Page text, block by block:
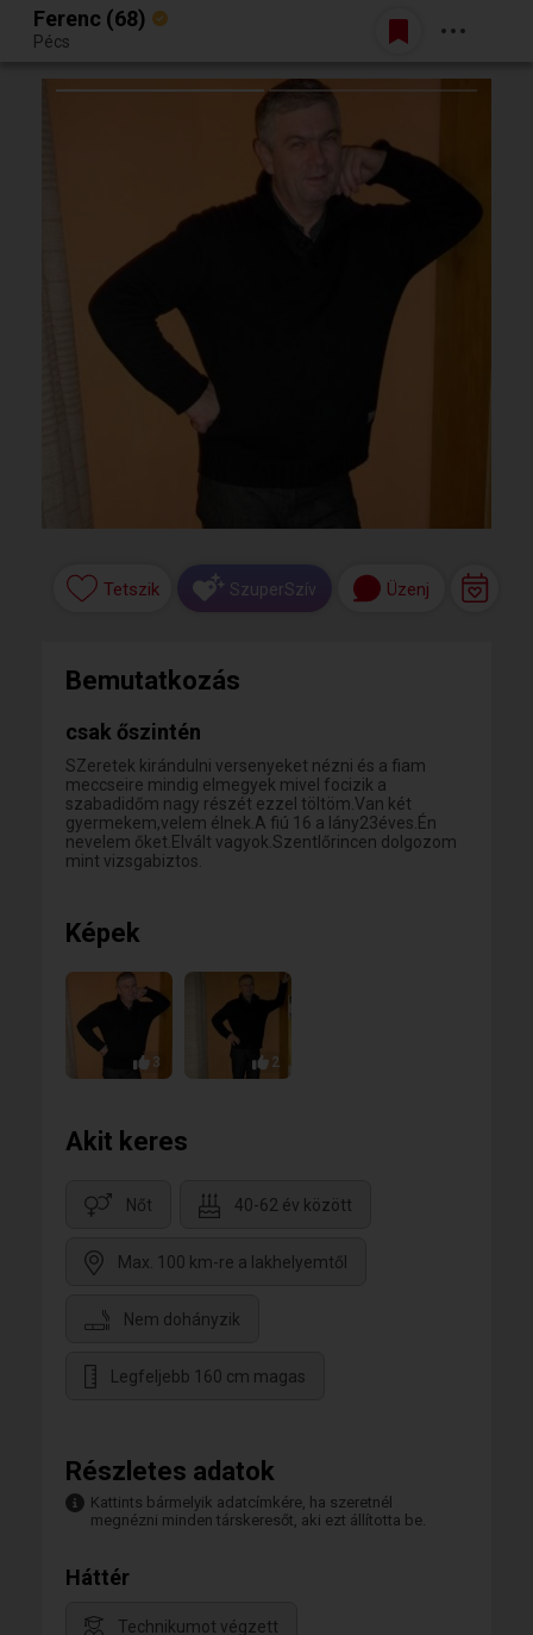
Egy jó randiból bármi lehet.
Belépés
Ferenc (68)
Pécs
Tetszik SzuperSzív Üzenj
Bemutatkozás
csak őszintén
SZeretek kirándulni versenyeket nézni és a fiam
meccseire mindig elmegyek mivel focizik a
szabadidőm nagy részét ezzel töltöm.Van két
gyermekem,velem élnek.A fiú 16 a lány23éves.Én
nevelem őket.Elvált vagyok.Szentlőrincen dolgozom
mint vizsgabiztos.
Képek
3 2
Akit keres
Nőt 40-62 év között
Max. 100 km-re a lakhelyemtől
Nem dohányzik
Legfeljebb 160 cm magas
Részletes adatok
Kattints bármelyik adatcímkére, ha szeretnél
megnézni minden társkeresőt, aki ezt állította be.
Háttér
Technikumot végzett